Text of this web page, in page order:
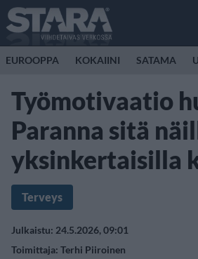
EUROOPPA KOKAIINI SATAMA
Työmotivaatio
Paranna sitä
yksinkertaisilla
Terveys
Julkaistu: 24.5.2026, 09:01
Toimittaja: Terhi Piiroinen